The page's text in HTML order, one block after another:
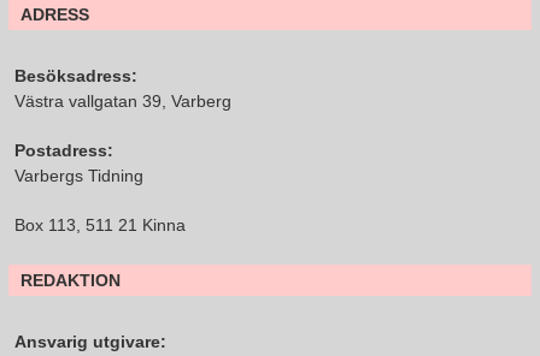
ADRESS
Besöksadress:
Västra vallgatan 39, Varberg
Postadress:
Varbergs Tidning
Box 113, 511 21 Kinna
REDAKTION
Ansvarig utgivare: